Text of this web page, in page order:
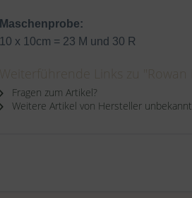
Maschenprobe:
10 x 10cm = 23 M und 30 R
Fragen zum Artikel?
Weitere Artikel von Hersteller unbekannt